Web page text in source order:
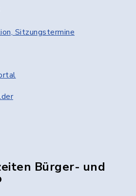
Sitzungstermine
Bürger- und